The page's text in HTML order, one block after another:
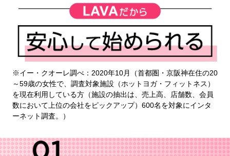
※イー・クオーレ調べ：2020年10月（首都圏・京阪神在住の20
～59歳の女性で、調査対象施設（ホットヨガ・フィットネス）
を現在利用している方（施設の抽出は、売上高、店舗数、会員
数において上位の会社をピックアップ）600名を対象にインタ
ーネット調査。）